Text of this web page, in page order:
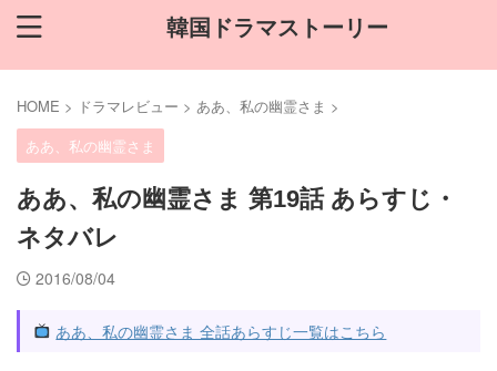
韓国ドラマストーリー
HOME > ドラマレビュー > ああ、私の幽霊さま >
ああ、私の幽霊さま
ああ、私の幽霊さま 第19話 あらすじ・
ネタバレ
2016/08/04
ああ、私の幽霊さま 全話あらすじ一覧はこちら